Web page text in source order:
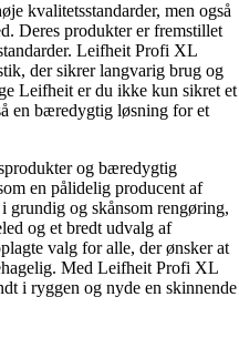
kvalitetsstandarder, men også
Deres produkter er fremstillet
Leifheit Profi XL
der sikrer langvarig brug og
Leifheit er du ikke kun sikret et
en bæredygtig løsning for et
og bæredygtig
en pålidelig producent af
grundig og skånsom rengøring,
og et bredt udvalg af
valg for alle, der ønsker at
Med Leifheit Profi XL
i ryggen og nyde en skinnende